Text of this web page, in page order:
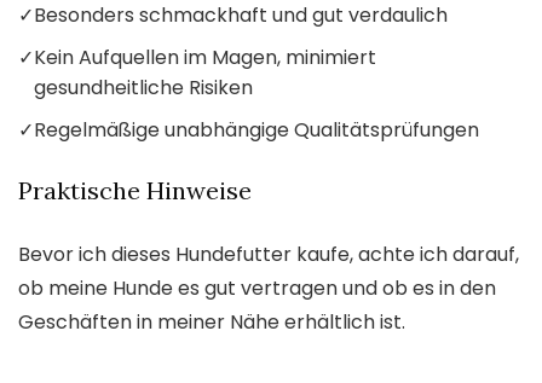
✓Besonders schmackhaft und gut verdaulich
✓Kein Aufquellen im Magen, minimiert
gesundheitliche Risiken
✓Regelmäßige unabhängige Qualitätsprüfungen
Praktische Hinweise
Bevor ich dieses Hundefutter kaufe, achte ich darauf,
ob meine Hunde es gut vertragen und ob es in den
Geschäften in meiner Nähe erhältlich ist.